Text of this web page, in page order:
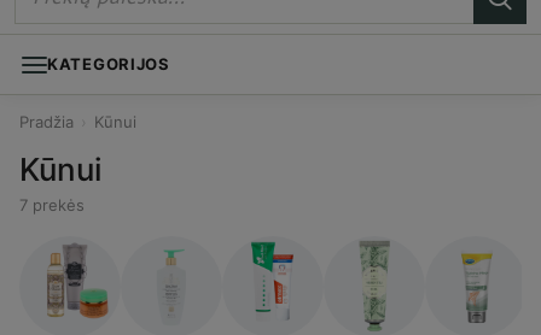
KATEGORIJOS
Pradžia Kūnui
Kūnui
7 prekės